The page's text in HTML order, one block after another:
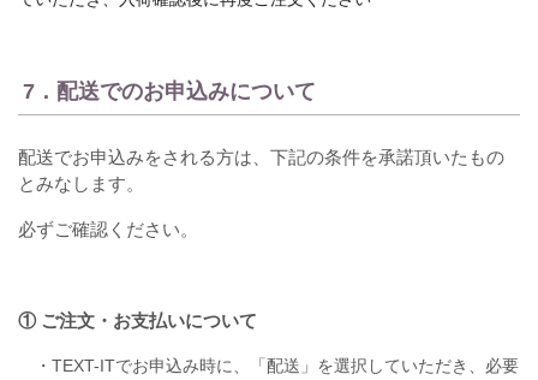
7．配送でのお申込みについて
配送でお申込みをされる方は、下記の条件を承諾頂いたもの
とみなします。
必ずご確認ください。
① ご注文・お支払いについて
・TEXT-ITでお申込み時に、「配送」を選択していただき、必要